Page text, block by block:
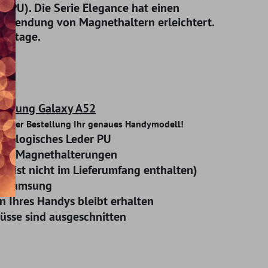
Die Serie Elegance hat einen
von Magnethaltern erleichtert.
Galaxy A52
Bestellung Ihr genaues Handymodell!
Leder PU
- Magnethalterungen
ist nicht im Lieferumfang enthalten)
Samsung
Ihres Handys bleibt erhalten
sind ausgeschnitten